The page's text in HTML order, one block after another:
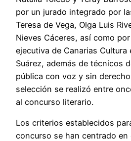
por un jurado integrado por
Teresa de Vega, Olga Luis
Nieves Cáceres, así como
ejecutiva de Canarias Cultura
Suárez, además de técnicos
pública con voz y sin
selección se realizó entre
al concurso literario.
Los criterios establecidos
concurso se han centrado en